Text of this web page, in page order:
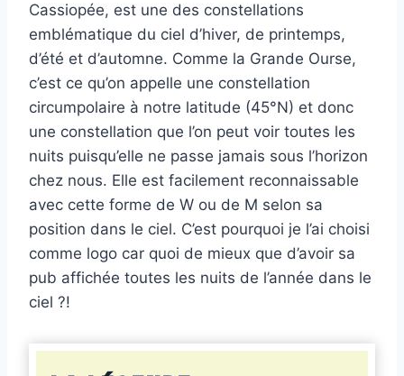
Cassiopée, est une des constellations
emblématique du ciel d’hiver, de printemps,
d’été et d’automne. Comme la Grande Ourse,
c’est ce qu’on appelle une constellation
circumpolaire à notre latitude (45°N) et donc
une constellation que l’on peut voir toutes les
nuits puisqu’elle ne passe jamais sous l’horizon
chez nous. Elle est facilement reconnaissable
avec cette forme de W ou de M selon sa
position dans le ciel. C’est pourquoi je l’ai choisi
comme logo car quoi de mieux que d’avoir sa
pub affichée toutes les nuits de l’année dans le
ciel ?!